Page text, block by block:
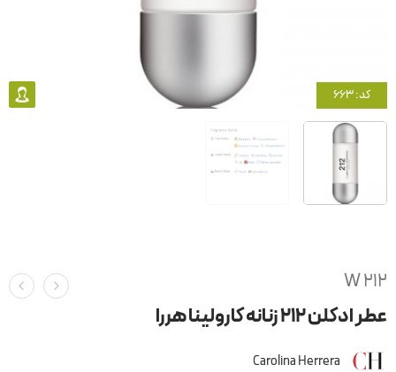
کد: 663
212 W
عطر ادکلن 212 زنانه کارولینا هررا
Carolina Herrera